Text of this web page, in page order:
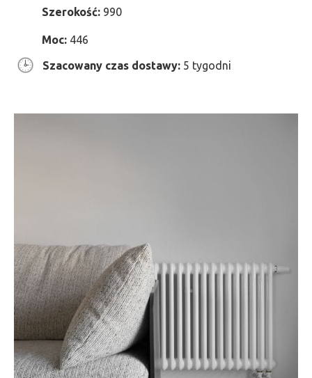
Szerokość: 990
Moc: 446
Szacowany czas dostawy: 5 tygodni